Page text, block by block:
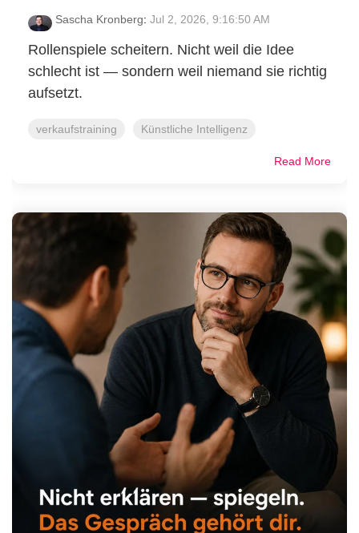
Sascha Kronberg: Jul 2, 2026, 9:16:50 AM
Rollenspiele scheitern. Nicht weil die Idee
schlecht ist — sondern weil niemand sie richtig
aufsetzt.
verkaufstraining Künstliche Intelligenz
Read More